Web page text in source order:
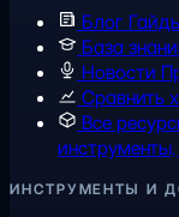
Блог
База
Новости
Сравнить
Все
ИНСТРУМЕНТЫ И